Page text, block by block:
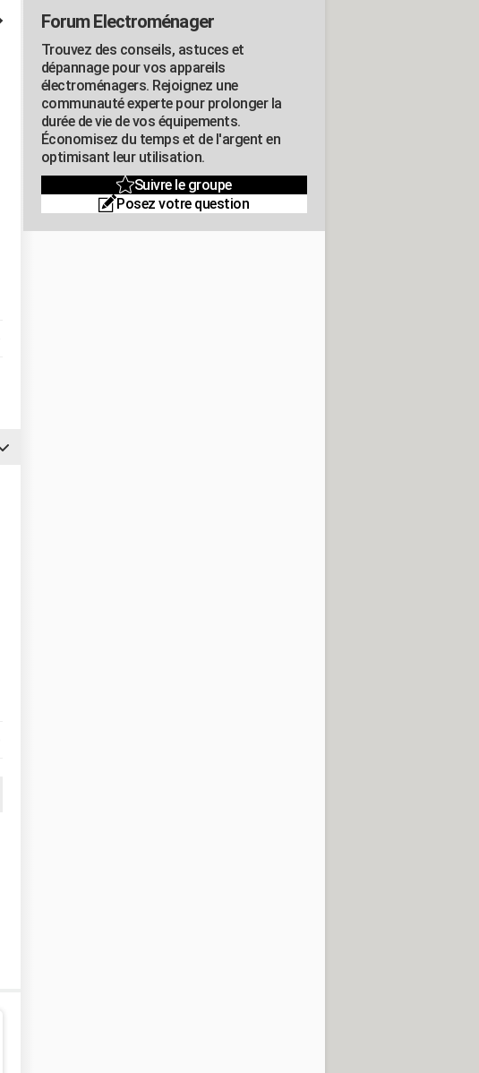
Forum Electroménager
Trouvez des conseils, astuces et
dépannage pour vos appareils
électroménagers. Rejoignez une
communauté experte pour prolonger la
durée de vie de vos équipements.
Économisez du temps et de l'argent en
optimisant leur utilisation.
Suivre le groupe
Posez votre question